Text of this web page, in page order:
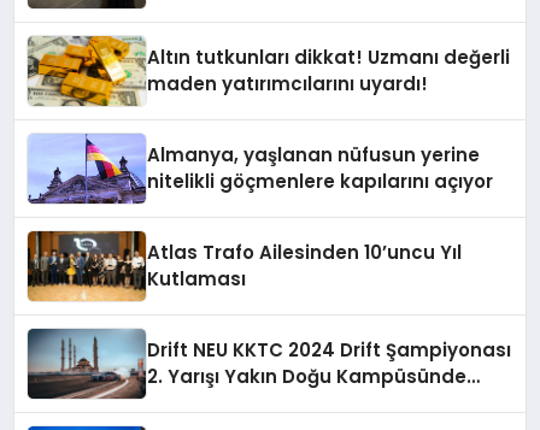
Altın tutkunları dikkat! Uzmanı değerli
maden yatırımcılarını uyardı!
Almanya, yaşlanan nüfusun yerine
nitelikli göçmenlere kapılarını açıyor
Atlas Trafo Ailesinden 10’uncu Yıl
Kutlaması
Drift NEU KKTC 2024 Drift Şampiyonası
2. Yarışı Yakın Doğu Kampüsünde